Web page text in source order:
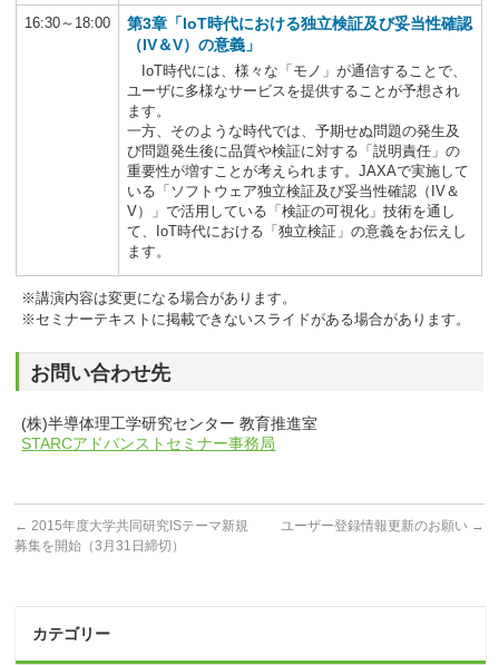
16:30～18:00
第3章「IoT時代における独立検証及び妥当性確認
（IV＆V）の意義」
IoT時代には、様々な「モノ」が通信することで、
ユーザに多様なサービスを提供することが予想され
ます。
一方、そのような時代では、予期せぬ問題の発生及
び問題発生後に品質や検証に対する「説明責任」の
重要性が増すことが考えられます。JAXAで実施して
いる「ソフトウェア独立検証及び妥当性確認（IV＆
V）」で活用している「検証の可視化」技術を通し
て、IoT時代における「独立検証」の意義をお伝えし
ます。
※講演内容は変更になる場合があります。
※セミナーテキストに掲載できないスライドがある場合があります。
お問い合わせ先
(株)半導体理工学研究センター 教育推進室
STARCアドバンストセミナー事務局
← 2015年度大学共同研究ISテーマ新規
募集を開始（3月31日締切）
ユーザー登録情報更新のお願い →
カテゴリー